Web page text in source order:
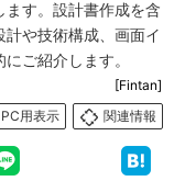
す。設計書作成を含
や技術構成、画面イ
ご紹介します。
[Fintan]
PC用表示
関連情報